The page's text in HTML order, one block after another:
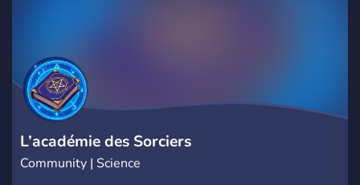
L’académie des Sorciers
Community | Science